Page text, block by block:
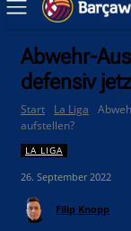
Abwehr-
defensiv
Start La Liga
aufstellen?
LA LIGA
26. September 2022
Filip Knopp